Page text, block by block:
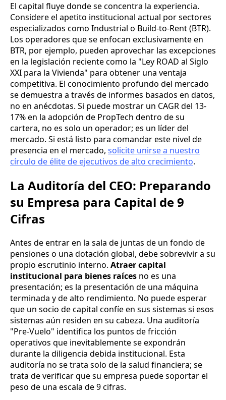
El capital fluye donde se concentra la experiencia.
Considere el apetito institucional actual por sectores
especializados como Industrial o Build-to-Rent (BTR).
Los operadores que se enfocan exclusivamente en
BTR, por ejemplo, pueden aprovechar las excepciones
en la legislación reciente como la "Ley ROAD al Siglo
XXI para la Vivienda" para obtener una ventaja
competitiva. El conocimiento profundo del mercado
se demuestra a través de informes basados en datos,
no en anécdotas. Si puede mostrar un CAGR del 13-
17% en la adopción de PropTech dentro de su
cartera, no es solo un operador; es un líder del
mercado. Si está listo para comandar este nivel de
presencia en el mercado, solicite unirse a nuestro
círculo de élite de ejecutivos de alto crecimiento.
La Auditoría del CEO: Preparando
su Empresa para Capital de 9
Cifras
Antes de entrar en la sala de juntas de un fondo de
pensiones o una dotación global, debe sobrevivir a su
propio escrutinio interno. Atraer capital
institucional para bienes raíces no es una
presentación; es la presentación de una máquina
terminada y de alto rendimiento. No puede esperar
que un socio de capital confíe en sus sistemas si esos
sistemas aún residen en su cabeza. Una auditoría
"Pre-Vuelo" identifica los puntos de fricción
operativos que inevitablemente se expondrán
durante la diligencia debida institucional. Esta
auditoría no se trata solo de la salud financiera; se
trata de verificar que su empresa puede soportar el
peso de una escala de 9 cifras.